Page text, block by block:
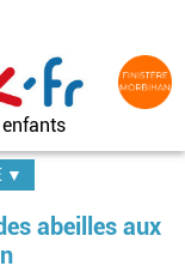
▼
abeilles aux